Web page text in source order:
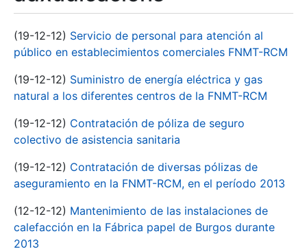
(19-12-12) Servicio de personal para atención al
público en establecimientos comerciales FNMT-RCM
(19-12-12) Suministro de energía eléctrica y gas
natural a los diferentes centros de la FNMT-RCM
(19-12-12) Contratación de póliza de seguro
colectivo de asistencia sanitaria
(19-12-12) Contratación de diversas pólizas de
aseguramiento en la FNMT-RCM, en el período 2013
(12-12-12) Mantenimiento de las instalaciones de
calefacción en la Fábrica papel de Burgos durante
2013